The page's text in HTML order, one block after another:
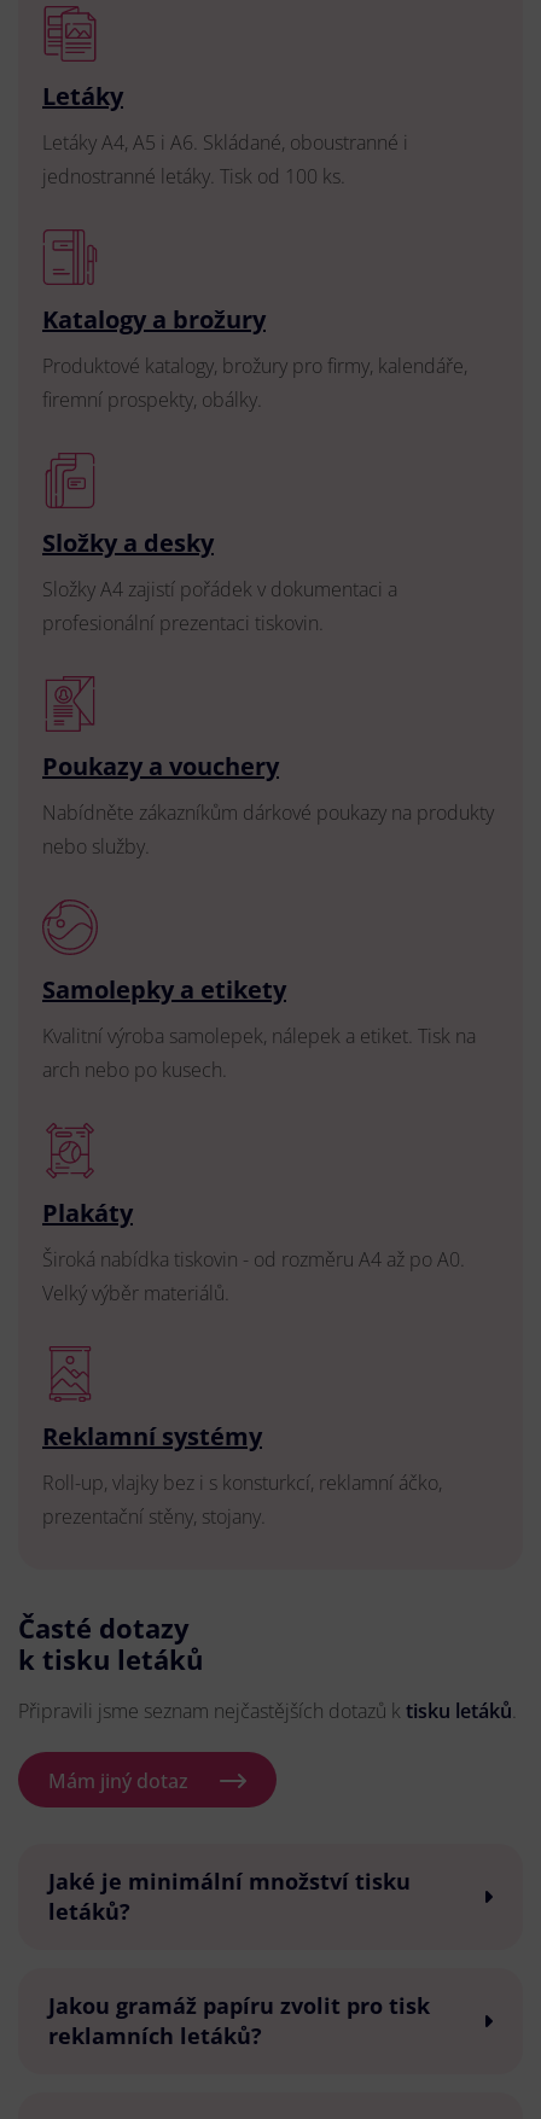
Letáky
Letáky A4, A5 i A6. Skládané, oboustranné i
jednostranné letáky. Tisk od 100 ks.
Katalogy a brožury
Produktové katalogy, brožury pro firmy, kalendáře,
firemní prospekty, obálky.
Složky a desky
Složky A4 zajistí pořádek v dokumentaci a
profesionální prezentaci tiskovin.
Poukazy a vouchery
Nabídněte zákazníkům dárkové poukazy na produkty
nebo služby.
Samolepky a etikety
Kvalitní výroba samolepek, nálepek a etiket. Tisk na
arch nebo po kusech.
Plakáty
Široká nabídka tiskovin - od rozměru A4 až po A0.
Velký výběr materiálů.
Reklamní systémy
Roll-up, vlajky bez i s konsturkcí, reklamní áčko,
prezentační stěny, stojany.
Časté dotazy
k tisku letáků
Připravili jsme seznam nejčastějších dotazů k tisku letáků.
Mám jiný dotaz
Jaké je minimální množství tisku
letáků?
Jakou gramáž papíru zvolit pro tisk
reklamních letáků?